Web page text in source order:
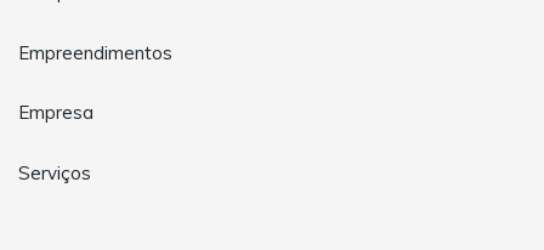
Empreendimentos
Empresa
Serviços